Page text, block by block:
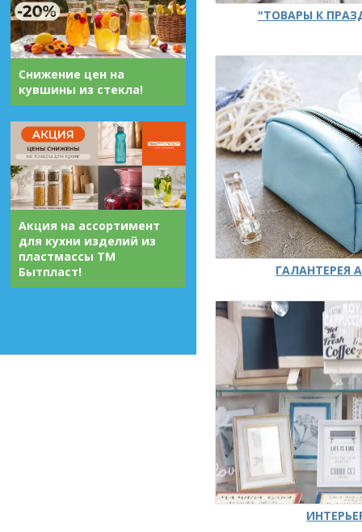
Снижение цен на
кувшины из стекла!
Акция на ассортимент
для кухни изделий из
пластмассы ТМ
Бытпласт!
"ТОВАРЫ К
ГАЛАНТЕРЕЯ